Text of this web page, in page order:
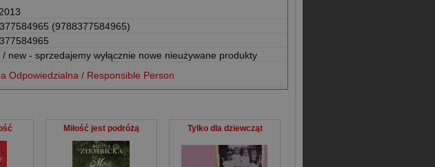
(9788377584965)
/ new - sprzedajemy wyłącznie nowe nieużywane produkty
Odpowiedzialna / Responsible Person
Miłość jest podróżą Tylko dla dziewcząt